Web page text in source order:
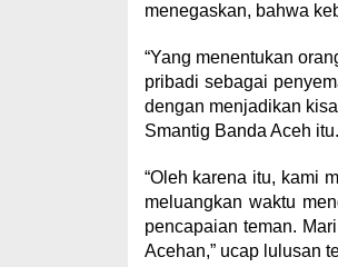
menegaskan, bahwa
“Yang menentukan
pribadi sebagai
dengan menjadikan
Smantig Banda Aceh itu.
“Oleh karena itu, kami
meluangkan waktu
pencapaian teman.
Acehan,” ucap lulusan